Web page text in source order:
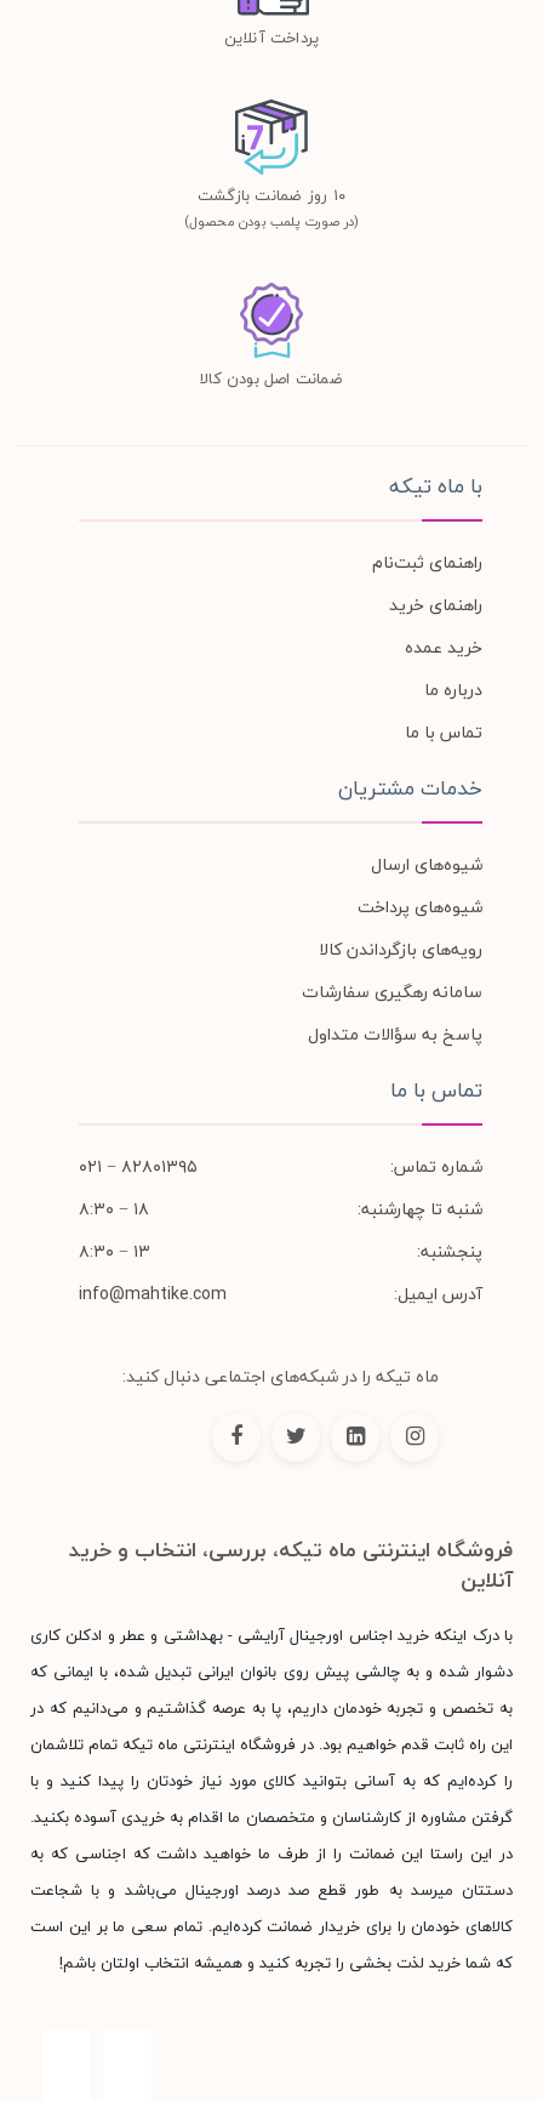
پرداخت آنلاین
١٠ روز ضمانت بازگشت
(در صورت پلمب بودن محصول)
ضمانت اصل بودن کالا
با ماه تیکه
راهنمای ثبت‌نام
راهنمای خرید
خرید عمده
درباره ما
تماس با ما
خدمات مشتریان
شیوه‌های ارسال
شیوه‌های پرداخت
رویه‌های بازگرداندن کالا
سامانه رهگیری سفارشات
پاسخ به سؤالات متداول
تماس با ما
شماره تماس:
۸۲۸۰۱۳۹۵ − ۰۲۱
شنبه تا چهارشنبه:
۱۸ − ۸:۳۰
پنجشنبه:
۱۳ − ۸:۳۰
آدرس ایمیل:
info@mahtike.com
ماه تیکه را در شبکه‌های اجتماعی دنبال کنید:
فروشگاه اینترنتی ماه تیکه، بررسی، انتخاب و خرید
آنلاین
با درک اینکه خرید اجناس اورجینال آرایشی - بهداشتی و عطر و ادکلن کاری
دشوار شده و به چالشی پیش روی بانوان ایرانی تبدیل شده، با ایمانی که
به تخصص و تجربه خودمان داریم، پا به عرصه گذاشتیم و می‌دانیم که در
این راه ثابت قدم خواهیم بود. در فروشگاه اینترنتی ماه تیکه تمام تلاشمان
را کرده‌ایم که به آسانی بتوانید کالای مورد نیاز خودتان را پیدا کنید و با
گرفتن مشاوره از کارشناسان و متخصصان ما اقدام به خریدی آسوده بکنید.
در این راستا این ضمانت را از طرف ما خواهید داشت که اجناسی که به
دستتان میرسد به طور قطع صد درصد اورجینال می‌باشد و با شجاعت
کالاهای خودمان را برای خریدار ضمانت کرده‌ایم. تمام سعی ما بر این است
که شما خرید لذت بخشی را تجربه کنید و همیشه انتخاب اولتان باشم!